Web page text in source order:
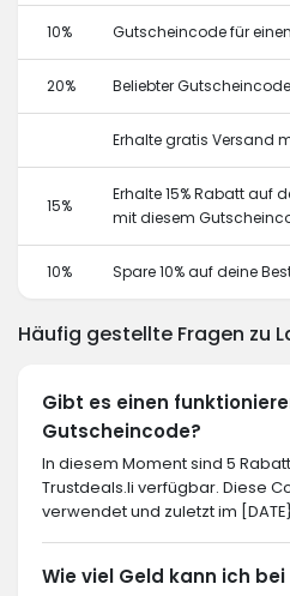
10% Gutscheincode für
20% Beliebter
Erhalte gratis Versand
15%
Erhalte 15% Rabatt auf
mit diesem
10% Spare 10% auf deine
Häufig gestellte Fragen zu
Gibt es einen
Gutscheincode?
In diesem Moment sind 5
Trustdeals.li verfügbar. Diese
verwendet und zuletzt im
Wie viel Geld kann ich